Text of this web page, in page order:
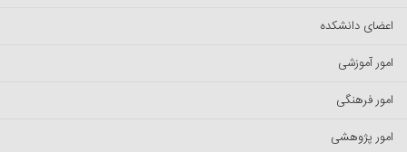
اعضای دانشکده
امور آموزشی
امور فرهنگی
امور پژوهشی